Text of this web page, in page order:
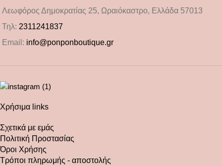
Λεωφόρος Δημοκρατίας 25, Ωραιόκαστρο, Ελλάδα 57013
Τηλ: 2311241837
Email: info@ponponboutique.gr
Χρήσιμα links
Σχετικά με εμάς
Πολιτική Προστασίας
Όροι Χρήσης
Τρόποι πληρωμής - αποστολής